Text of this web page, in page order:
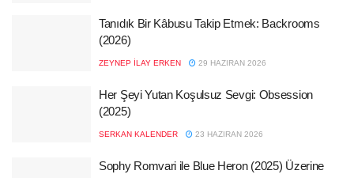
Tanıdık Bir Kâbusu Takip Etmek: Backrooms
(2026)
ZEYNEP İLAY ERKEN 29 HAZIRAN 2026
Her Şeyi Yutan Koşulsuz Sevgi: Obsession
(2025)
SERKAN KALENDER 23 HAZIRAN 2026
Sophy Romvari ile Blue Heron (2025) Üzerine